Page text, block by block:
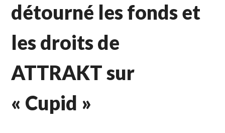
détourné les fonds et
les droits de
ATTRAKT sur
« Cupid »